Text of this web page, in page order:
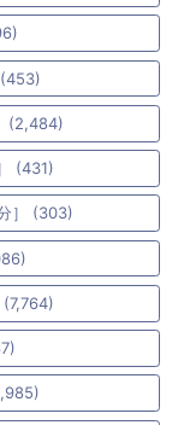
(2,484)
(431)
］ (303)